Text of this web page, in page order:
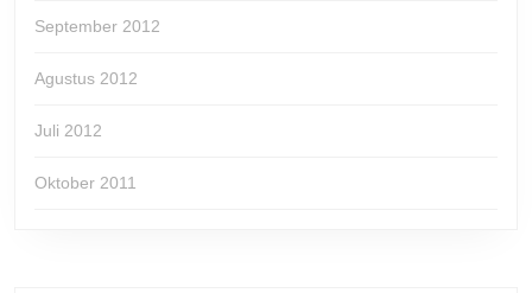
September 2012
Agustus 2012
Juli 2012
Oktober 2011